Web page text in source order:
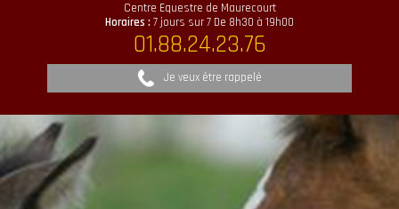
Centre Equestre de Maurecourt
Horaires : 7 jours sur 7 De 8h30 à 19h00
01.88.24.23.76
Je veux être rappelé